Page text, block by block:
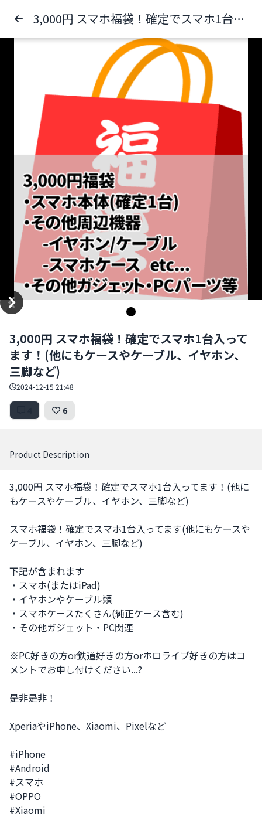
3,000円 スマホ福袋！確定でスマホ1台入ってます！(他にもケースやケーブル、イヤホン、三脚など)
3,000円 スマホ福袋！確定でスマホ1台入って
ます！(他にもケースやケーブル、イヤホン、
三脚など)
2024-12-15 21:48
6
Product Description
3,000円 スマホ福袋！確定でスマホ1台入ってます！(他に
もケースやケーブル、イヤホン、三脚など)
スマホ福袋！確定でスマホ1台入ってます(他にもケースや
ケーブル、イヤホン、三脚など)
下記が含まれます
・スマホ(またはiPad)
・イヤホンやケーブル類
・スマホケースたくさん(純正ケース含む)
・その他ガジェット・PC関連
※PC好きの方or鉄道好きの方orホロライブ好きの方はコ
メントでお申し付けください...?
是非是非！
XperiaやiPhone、Xiaomi、Pixelなど
#iPhone
#Android
#スマホ
#OPPO
#Xiaomi